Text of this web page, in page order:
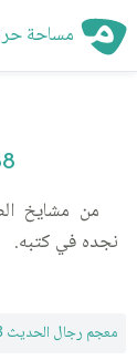
مساحة
788 -
من مشايخ
نجده في كتبه.
معجم رجال الحديث 3 : 11